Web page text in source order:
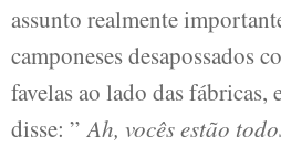
assunto realmente
camponeses desapossados
favelas ao lado das fábricas,
disse: ”Ah, vocês estão